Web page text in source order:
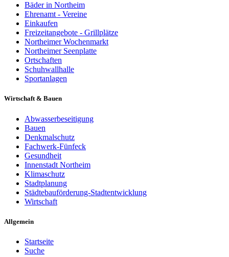
Bäder in Northeim
Ehrenamt - Vereine
Einkaufen
Freizeitangebote - Grillplätze
Northeimer Wochenmarkt
Northeimer Seenplatte
Ortschaften
Schuhwallhalle
Sportanlagen
Wirtschaft & Bauen
Abwasserbeseitigung
Bauen
Denkmalschutz
Fachwerk-Fünfeck
Gesundheit
Innenstadt Northeim
Klimaschutz
Stadtplanung
Städtebauförderung-Stadtentwicklung
Wirtschaft
Allgemein
Startseite
Suche